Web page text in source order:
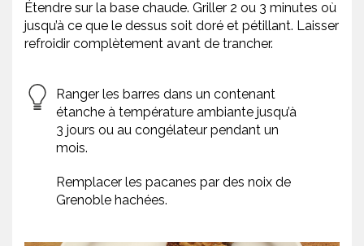
Étendre sur la base chaude. Griller 2 ou 3 minutes où
jusqu’à ce que le dessus soit doré et pétillant. Laisser
refroidir complètement avant de trancher.
Ranger les barres dans un contenant
étanche à température ambiante jusqu’à
3 jours ou au congélateur pendant un
mois.
Remplacer les pacanes par des noix de
Grenoble hachées.